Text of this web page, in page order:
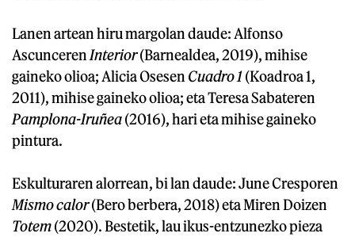
Lanen artean hiru margolan daude: Alfonso
Ascunceren Interior(Barnealdea, 2019), mihise
gaineko olioa; Alicia Osesen Cuadro 1(Koadroa 1,
2011), mihise gaineko olioa; eta Teresa Sabateren
Pamplona-Iruñea(2016), hari eta mihise gaineko
pintura.
Eskulturaren alorrean, bi lan daude: June Cresporen
Mismo calor(Bero berbera, 2018) eta Miren Doizen
Totem(2020). Bestetik, lau ikus-entzunezko pieza